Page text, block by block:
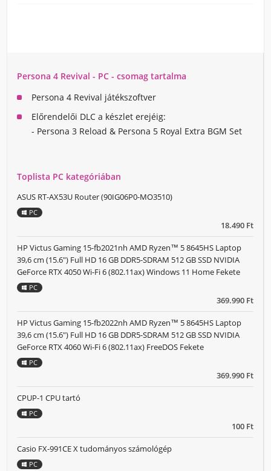
Persona 4 Revival - PC - csomag tartalma
Persona 4 Revival játékszoftver
Előrendelői DLC a készlet erejéig:
- Persona 3 Reload & Persona 5 Royal Extra BGM Set
Toplista PC kategóriában
18.490 Ft
ASUS RT-AX53U Router (90IG06P0-MO3510)
PC
369.990 Ft
HP Victus Gaming 15-fb2021nh AMD Ryzen™ 5 8645HS Laptop
39,6 cm (15.6") Full HD 16 GB DDR5-SDRAM 512 GB SSD NVIDIA
GeForce RTX 4050 Wi-Fi 6 (802.11ax) Windows 11 Home Fekete
PC
369.990 Ft
HP Victus Gaming 15-fb2022nh AMD Ryzen™ 5 8645HS Laptop
39,6 cm (15.6") Full HD 16 GB DDR5-SDRAM 512 GB SSD NVIDIA
GeForce RTX 4060 Wi-Fi 6 (802.11ax) FreeDOS Fekete
PC
100 Ft
CPUP-1 CPU tartó
PC
Casio FX-991CE X tudományos számológép
PC